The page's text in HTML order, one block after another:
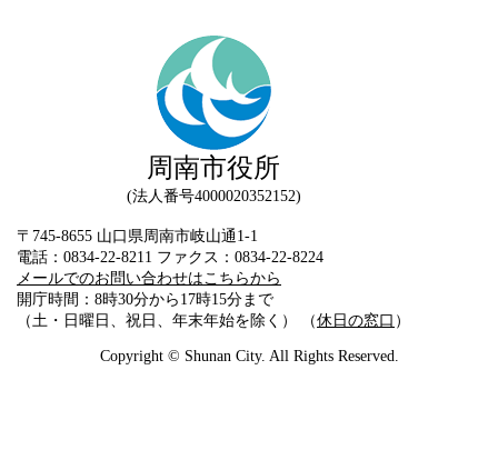
周南市役所
法人番号4000020352152
〒745-8655 山口県周南市岐山通1-1
電話：0834-22-8211 ファクス：0834-22-8224
メールでのお問い合わせはこちらから
開庁時間：8時30分から17時15分まで
（土・日曜日、祝日、年末年始を除く） （休日の窓口 ）
Copyright © Shunan City. All Rights Reserved.